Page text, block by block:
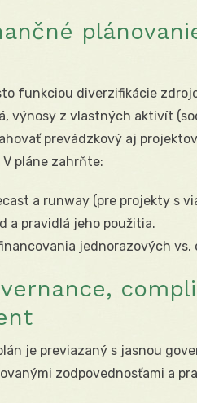
funkciou diverzifikácie
výnosy z vlastných aktivít
prevádzkový aj
pláne zahrňte:
a runway (pre projekty s
a pravidlá jeho použitia.
jednorazových vs.
je previazaný s jasnou
zodpovednosťami a